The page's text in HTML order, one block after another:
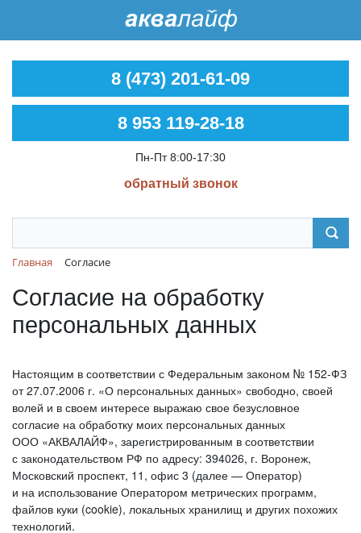
8 (473) 201-61-09
8 953 119-28-18
Пн-Пт 8:00-17:30
обратный звонок
Главная Согласие
Согласие на обработку
персональных данных
Настоящим в соответствии с Федеральным законом № 152-ФЗ
от 27.07.2006 г. «О персональных данных» свободно, своей
волей и в своем интересе выражаю свое безусловное
согласие на обработку моих персональных данных
ООО «АКВАЛАЙФ», зарегистрированным в соответствии
с законодательством РФ по адресу: 394026, г. Воронеж,
Московский проспект, 11, офис 3 (далее — Оператор)
и на использование Оператором метрических программ,
файлов куки (cookie), локальных хранилищ и других похожих
технологий.